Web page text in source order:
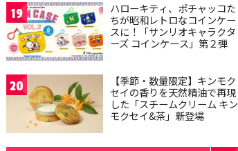
19
ハローキティ、ポチャッコた
ちが昭和レトロなコインケー
スに！「サンリオキャラクタ
ーズ コインケース」第２弾
20
【季節・数量限定】キンモク
セイの香りを天然精油で再現
した「スチームクリーム キン
モクセイ&茶」新登場